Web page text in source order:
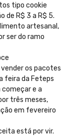
tipo cookie
de R$ 3 a R$ 5.
artesanal,
ser do ramo
os pacotes
feira da Feteps
e a
três meses,
em fevereiro
está por vir.